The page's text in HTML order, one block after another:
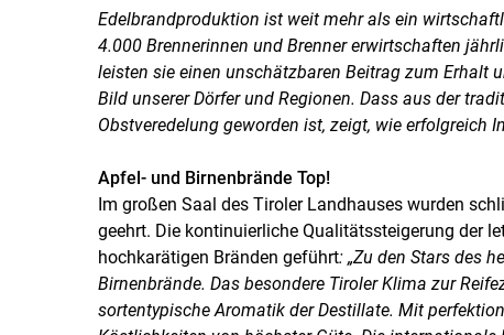
Edelbrandproduktion ist weit mehr als ein
4.000 Brennerinnen und Brenner erwirtschaften
leisten sie einen unschätzbaren Beitrag zum Erhalt
Bild unserer Dörfer und Regionen. Dass aus der
Obstveredelung geworden ist, zeigt, wie
Apfel- und Birnenbrände Top!
Im großen Saal des Tiroler Landhauses wurden
geehrt. Die kontinuierliche Qualitätssteigerung der
hochkarätigen Bränden geführt: „Zu den Stars des
Birnenbrände. Das besondere Tiroler Klima zur
sortentypische Aromatik der Destillate. Mit